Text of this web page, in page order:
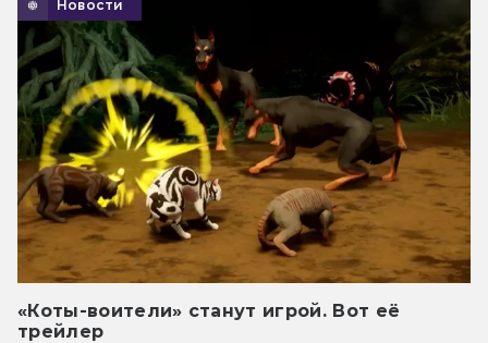
Новости
«Коты-воители» станут игрой. Вот её
трейлер